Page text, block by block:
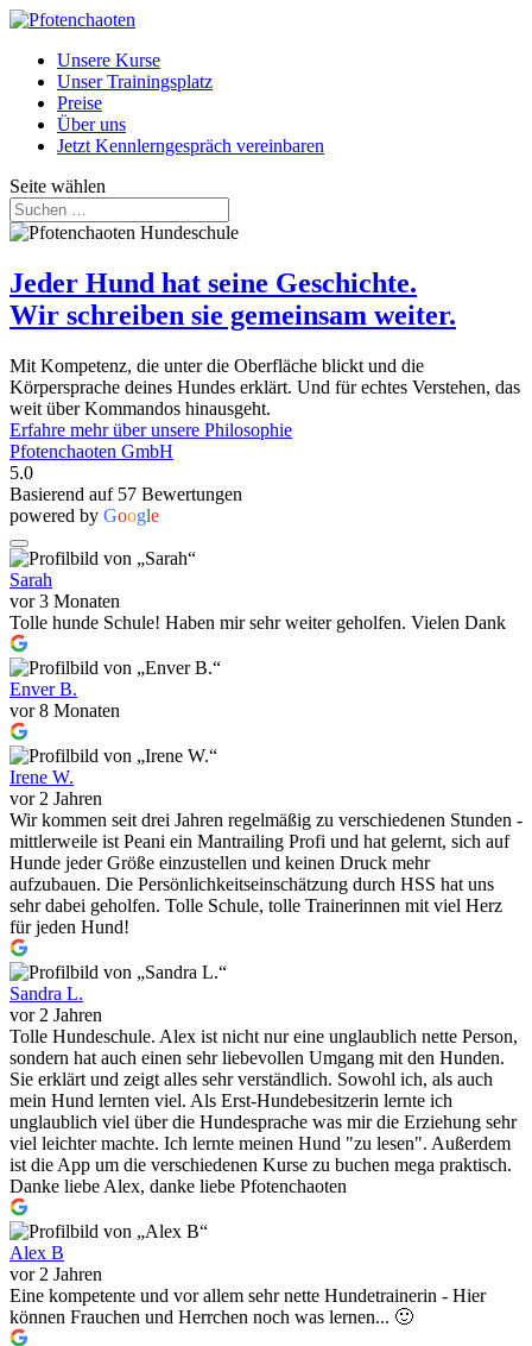
Unsere Kurse
Unser Trainingsplatz
Preise
Über uns
Jetzt Kennlerngespräch vereinbaren
Seite wählen
Jeder Hund hat seine Geschichte.
Wir schreiben sie gemeinsam weiter.
Mit Kompetenz, die unter die Oberfläche blickt und die
Körpersprache deines Hundes erklärt. Und für echtes Verstehen, das
weit über Kommandos hinausgeht.
Erfahre mehr über unsere Philosophie
Pfotenchaoten GmbH
5.0
Basierend auf 57 Bewertungen
powered by Google
Sarah
vor 3 Monaten
Tolle hunde Schule! Haben mir sehr weiter geholfen. Vielen Dank
Enver B.
vor 8 Monaten
Irene W.
vor 2 Jahren
Wir kommen seit drei Jahren regelmäßig zu verschiedenen Stunden -
mittlerweile ist Peani ein Mantrailing Profi und hat gelernt, sich auf
Hunde jeder Größe einzustellen und keinen Druck mehr
aufzubauen. Die Persönlichkeitseinschätzung durch HSS hat uns
sehr dabei geholfen. Tolle Schule, tolle Trainerinnen mit viel Herz
für jeden Hund!
Sandra L.
vor 2 Jahren
Tolle Hundeschule. Alex ist nicht nur eine unglaublich nette Person,
sondern hat auch einen sehr liebevollen Umgang mit den Hunden.
Sie erklärt und zeigt alles sehr verständlich. Sowohl ich, als auch
mein Hund lernten viel. Als Erst-Hundebesitzerin lernte ich
unglaublich viel über die Hundesprache was mir die Erziehung sehr
viel leichter machte. Ich lernte meinen Hund "zu lesen". Außerdem
ist die App um die verschiedenen Kurse zu buchen mega praktisch.
Danke liebe Alex, danke liebe Pfotenchaoten
Alex B
vor 2 Jahren
Eine kompetente und vor allem sehr nette Hundetrainerin - Hier
können Frauchen und Herrchen noch was lernen... 🙂